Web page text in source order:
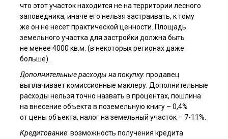
что этот участок находится не на территории лесного
заповедника, иначе его нельзя застраивать, к тому
же он не несет практической ценности. Площадь
земельного участка для застройки должна быть
не менее 4000 кв.м. (в некоторых регионах даже
больше).
Дополнительные расходы на покупку: продавец
выплачивает комиссионные маклеру. Дополнительные
расходы нельзя точно назвать в процентах, пошлина
на внесение объекта в поземельную книгу – 0,4%
от цены объекта, налог на земельный участок – 7-11%.
Кредитование: возможность получения кредита